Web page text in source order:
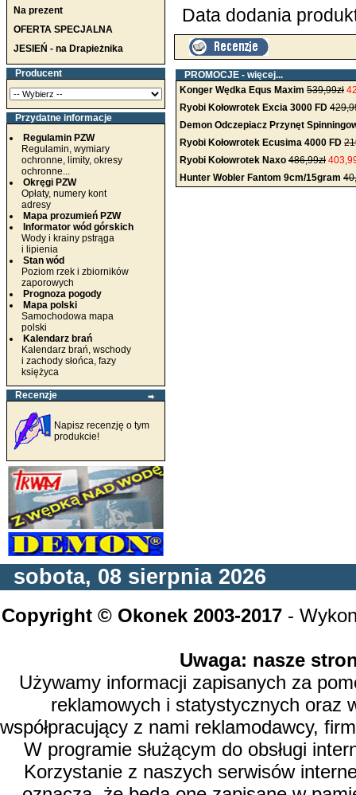
Na prezent
OFERTA SPECJALNA
JESIEŃ - na Drapieżnika
Producent
Przydatne informacje
Regulamin PZW
Regulamin, wymiary
ochronne, limity, okresy
ochronne...
Okręgi PZW
Opłaty, numery kont
adresy
Mapa prozumień PZW
Informator wód górskich
Wody i krainy pstrąga
i lipienia
Stan wód
Poziom rzek i zbiorników
zaporowych
Prognoza pogody
Mapa polski
Samochodowa mapa
polski
Kalendarz brań
Kalendarz brań, wschody
i zachody słońca, fazy
księżyca
Recenzje
Napisz recenzję o tym
produkcie!
Data dodania
PROMOCJE - więcej...
Konger Wędka Equs Maxim 539,99zł
Ryobi Kołowrotek Excia 3000 FD
Demon Odczepiacz Przynęt
Ryobi Kołowrotek Ecusima 4000 FD
Ryobi Kołowrotek Naxo 486,99zł
Hunter Wobler Fantom 9cm/15gram
sobota, 08 sierpnia 2026
Copyright © Okonek 2003-2017-
Uwaga: nasze
Używamy informacji zapisanych za
reklamowych i statystycznych oraz
współpracujący z nami reklamodawcy,
W programie służącym do obsługi
Korzystanie z naszych serwisów